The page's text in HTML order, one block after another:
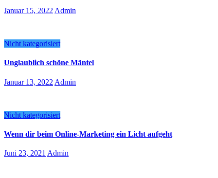
Januar 15, 2022 Admin
Nicht kategorisiert
Unglaublich schöne Mäntel
Januar 13, 2022 Admin
Nicht kategorisiert
Wenn dir beim Online-Marketing ein Licht aufgeht
Juni 23, 2021 Admin